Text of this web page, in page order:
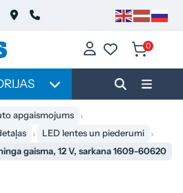
0
apgaismojums
LED lentes un piederumi
gaisma, 12 V, sarkana 1609-60620